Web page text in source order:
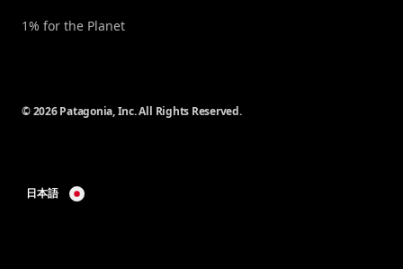
1% for the Planet
© 2026 Patagonia, Inc. All Rights Reserved.
日本語